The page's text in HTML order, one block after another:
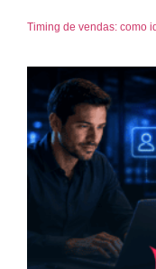
Timing de vendas: como